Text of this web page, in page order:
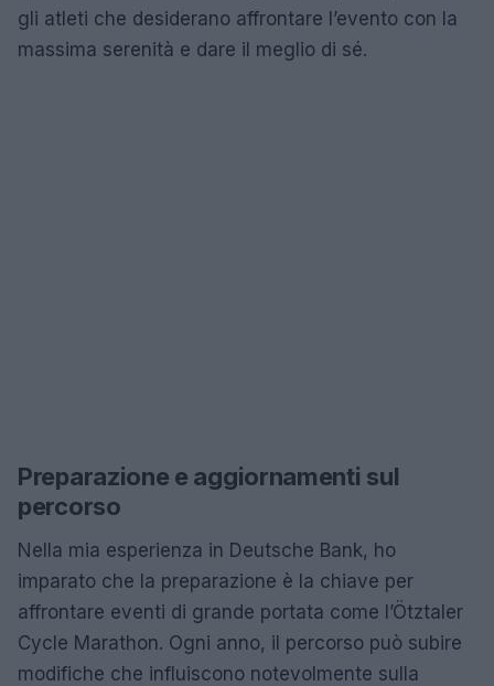
gli atleti che desiderano affrontare l’evento con la
massima serenità e dare il meglio di sé.
Preparazione e aggiornamenti sul
percorso
Nella mia esperienza in Deutsche Bank, ho
imparato che la preparazione è la chiave per
affrontare eventi di grande portata come l’Ötztaler
Cycle Marathon. Ogni anno, il percorso può subire
modifiche che influiscono notevolmente sulla